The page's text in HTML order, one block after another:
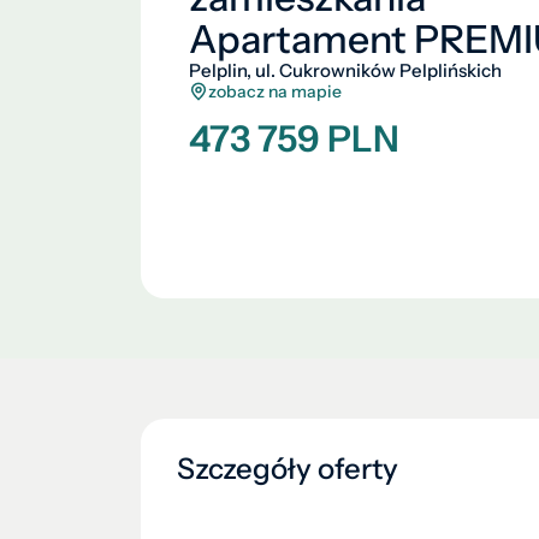
Apartament
Pelplin, ul. Cukrowników Pelplińskich
zobacz na mapie
473 759 PLN
Szczegóły oferty